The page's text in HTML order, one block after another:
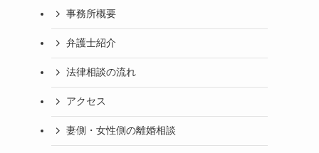
事務所概要
弁護士紹介
法律相談の流れ
アクセス
妻側・女性側の離婚相談